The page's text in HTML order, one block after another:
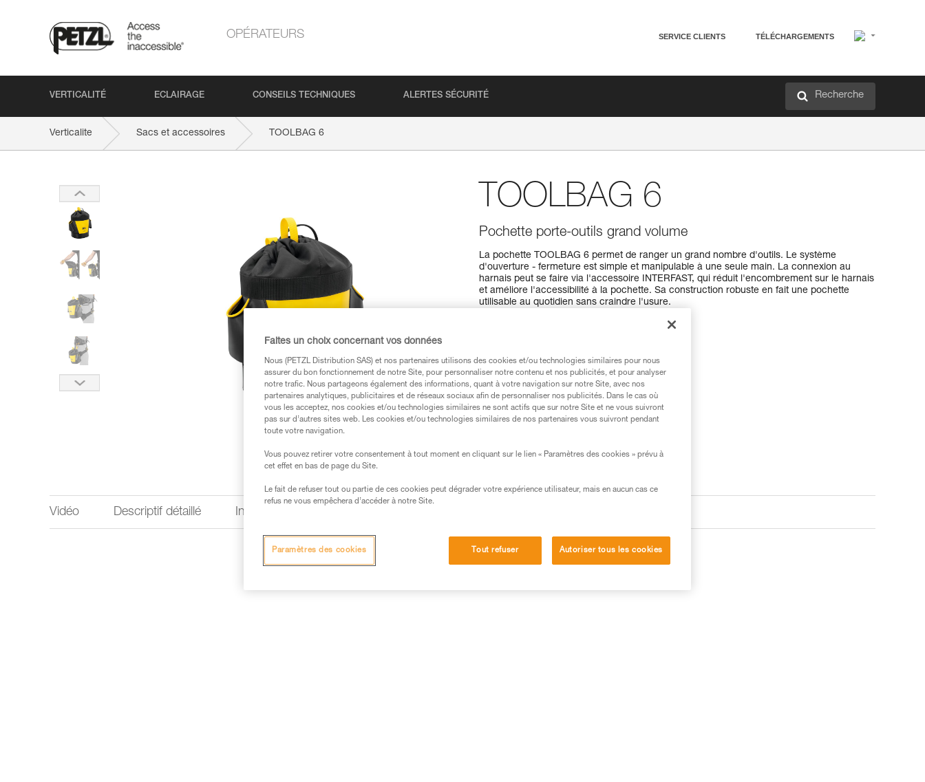
OPÉRATEURS SERVICE CLIENTS TÉLÉCHARGEMENTS
VERTICALITÉ ECLAIRAGE CONSEILS TECHNIQUES ALERTES SÉCURITÉ Recherche
Verticalite Sacs et accessoires TOOLBAG 6
TOOLBAG 6
Pochette porte-outils grand volume
La pochette TOOLBAG 6 permet de ranger un grand nombre d'outils. Le système
d'ouverture - fermeture est simple et manipulable à une seule main. La connexion au
harnais peut se faire via l'accessoire INTERFAST, qui réduit l'encombrement sur le harnais
et améliore l'accessibilité à la pochette. Sa construction robuste en fait une pochette
utilisable au quotidien sans craindre l'usure.
Vidéo Descriptif détaillé Informations techniques
Faites un choix concernant vos données
Nous (PETZL Distribution SAS) et nos partenaires utilisons des cookies et/ou technologies similaires pour nous
assurer du bon fonctionnement de notre Site, pour personnaliser notre contenu et nos publicités, et pour analyser
notre trafic. Nous partageons également des informations, quant à votre navigation sur notre Site, avec nos
partenaires analytiques, publicitaires et de réseaux sociaux afin de personnaliser nos publicités. Dans le cas où
vous les acceptez, nos cookies et/ou technologies similaires ne sont actifs que sur notre Site et ne vous suivront
pas sur d’autres sites web. Les cookies et/ou technologies similaires de nos partenaires vous suivront pendant
toute votre navigation.
Vous pouvez retirer votre consentement à tout moment en cliquant sur le lien « Paramètres des cookies » prévu à
cet effet en bas de page du Site.
Le fait de refuser tout ou partie de ces cookies peut dégrader votre expérience utilisateur, mais en aucun cas ce
refus ne vous empêchera d’accéder à notre Site.
Tout refuser Autoriser tous les cookies
Paramètres des cookies